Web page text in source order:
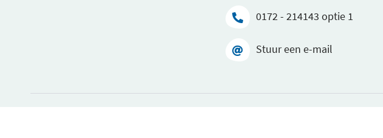
0172 - 214143 optie 1
Stuur een e-mail